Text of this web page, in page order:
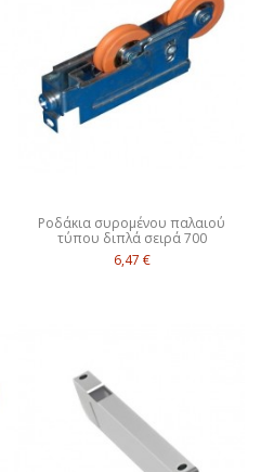
Ροδάκια συρομένου παλαιού
τύπου διπλά σειρά 700
6,47 €